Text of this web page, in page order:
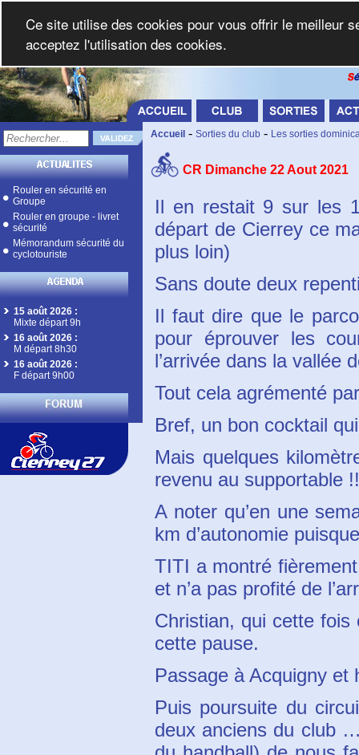
Rouler en sécurité en
Groupe
Rouler en groupe - livret
sécurité
Mémorandum sécurité du
cyclotouriste
15 août 2026 :
Mixte départ 9h
16 août 2026 :
M départ 8h30
16 août 2026 :
F départ 9h00
Accueil - Sorties du club - Les sorties
CR Dimanche 22 Aout 2021
Il en restait 9 sur les
départ de Cierrey ce
plus loin)
Sans doute deux
Il faut dire que le
pour éprouver les
l’arrivée dans la vallée
Tout cela agrémenté
Bref, un bon cocktail
Mais quelques
revenu au supportable
A noter qu’en une
km d’autonomie
TITI a montré
et n’a pas profité de
Christian, qui cette
cette pause.
Passage à Acquigny
Puis poursuite du
deux anciens du club
Ce site utilise des cookies pour vous offrir le meilleur
acceptez l'utilisation des cookies.